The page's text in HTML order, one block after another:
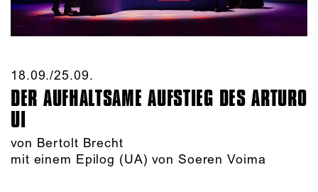
18.09./​25.09.​
DER AUFHALTSAME AUFSTIEG DES ARTURO
UI
von Bertolt Brecht
mit einem Epilog (UA) von Soeren Voima